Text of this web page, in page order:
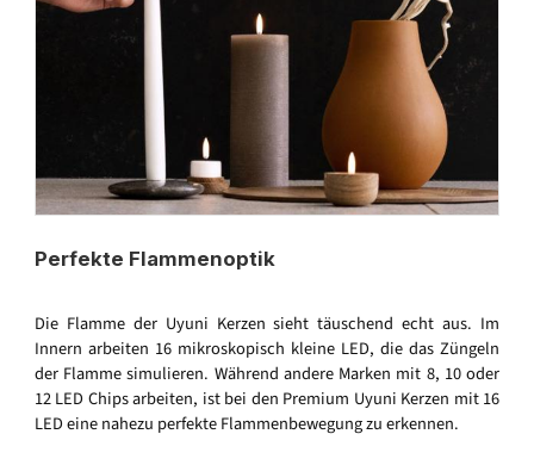
Perfekte Flammenoptik
Die Flamme der Uyuni Kerzen sieht täuschend echt aus. Im
Innern arbeiten 16 mikroskopisch kleine LED, die das Züngeln
der Flamme simulieren. Während andere Marken mit 8, 10 oder
12 LED Chips arbeiten, ist bei den Premium Uyuni Kerzen mit 16
LED eine nahezu perfekte Flammenbewegung zu erkennen.